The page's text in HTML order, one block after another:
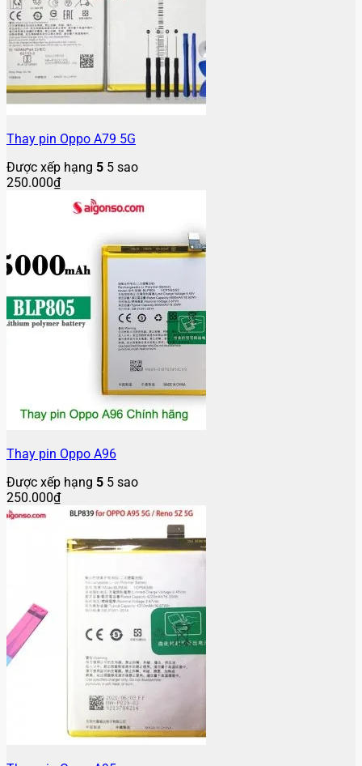
Thay pin Oppo A79 5G
Được xếp hạng 5 5 sao
250.000₫
Thay pin Oppo A96
Được xếp hạng 5 5 sao
250.000₫